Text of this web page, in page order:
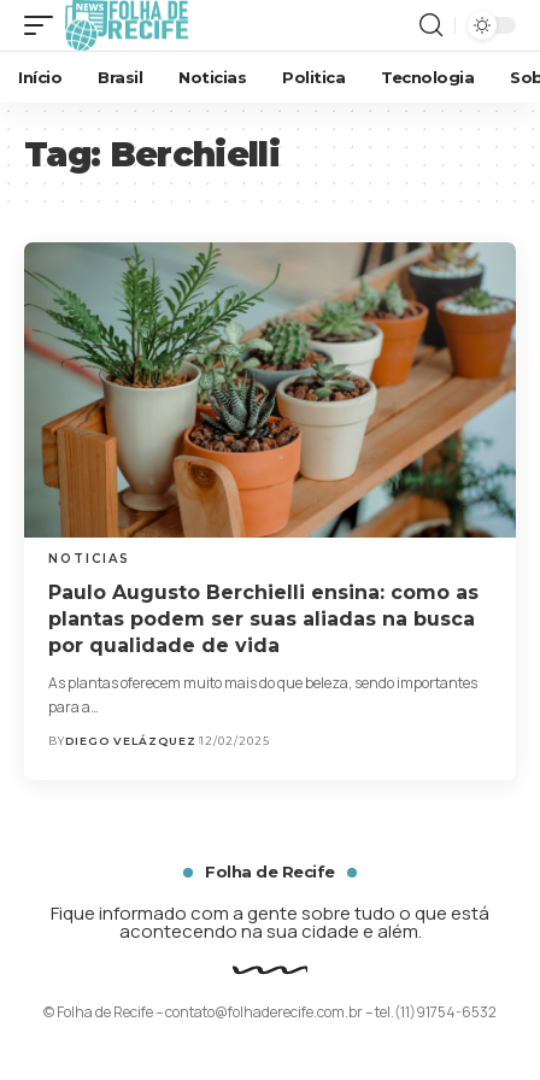
Início Brasil Noticias Politica Tecnologia
Tag: Berchielli
NOTICIAS
Paulo Augusto Berchielli ensina: como as
plantas podem ser suas aliadas na busca
por qualidade de vida
As plantas oferecem muito mais do que beleza, sendo importantes
para a…
BYDIEGO VELÁZQUEZ 12/02/2025
Folha de Recife
Fique informado com a gente sobre tudo o que está
acontecendo na sua cidade e além.
© Folha de Recife –contato@folhaderecife.com.br– tel.(11)91754-6532